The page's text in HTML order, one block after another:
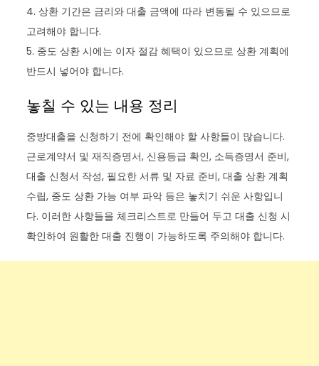
4. 상환 기간은 금리와 대출 금액에 따라 변동될 수 있으므로
고려해야 합니다.
5. 중도 상환 시에는 이자 절감 혜택이 있으므로 상환 계획에
반드시 넣어야 합니다.
놓칠 수 있는 내용 정리
중방대출을 신청하기 전에 확인해야 할 사항들이 많습니다.
근로계약서 및 재직증명서, 신용등급 확인, 소득증명서 준비,
대출 신청서 작성, 필요한 서류 및 자료 준비, 대출 상환 계획
수립, 중도 상환 가능 여부 파악 등은 놓치기 쉬운 사항입니
다. 이러한 사항들을 체크리스트로 만들어 두고 대출 신청 시
확인하여 원활한 대출 진행이 가능하도록 주의해야 합니다.